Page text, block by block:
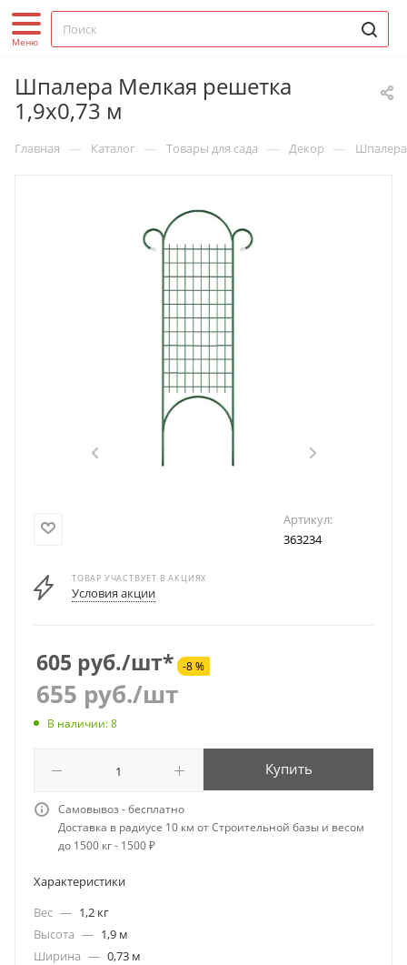
Шпалера Мелкая решетка
1,9х0,73 м
Главная — Каталог — Товары для сада — Декор — Шпалера
Артикул:
363234
ТОВАР УЧАСТВУЕТ В АКЦИЯХ
Условия акции
605 руб./шт* -8 %
655 руб./шт
В наличии: 8
Купить
Самовывоз - бесплатно
Доставка в радиусе 10 км от Строительной базы и весом
до 1500 кг - 1500 ₽
Характеристики
Вес — 1,2 кг
Высота — 1,9 м
Ширина — 0,73 м